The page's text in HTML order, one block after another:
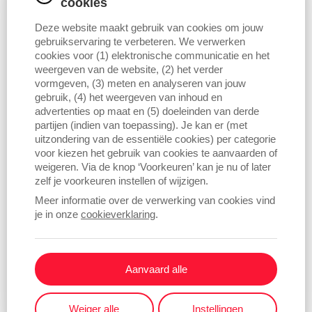
player in logistiek vastgoed
De samenwerking met Ambitious verloopt vlot.
Hun co-marketingaanpak helpt ons om onze
acties sterker in de markt te zetten en beter op
te volgen. We waarderen vooral hun directe
communicatie en aanpak.
Allison Diamant | Digitale Marketing &
TEVREDEN KLANTEN
cookies
Deze website maakt gebruik van cookies om jouw
gebruikservaring te verbeteren. We verwerken
cookies voor (1) elektronische communicatie en het
weergeven van de website, (2) het verder
vormgeven, (3) meten en analyseren van jouw
gebruik, (4) het weergeven van inhoud en
advertenties op maat en (5) doeleinden van derde
partijen (indien van toepassing). Je kan er (met
uitzondering van de essentiële cookies) per categorie
voor kiezen het gebruik van cookies te aanvaarden of
weigeren. Via de knop ‘Voorkeuren’ kan je nu of later
zelf je voorkeuren instellen of wijzigen.
Meer informatie over de verwerking van cookies vind
je in onze cookieverklaring.
Aanvaard alle
Weiger alle Instellingen